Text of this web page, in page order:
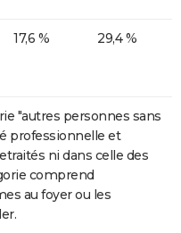
17,6 % 29,4 %
"autres personnes sans
professionnelle et
ni dans celle des
comprend
au foyer ou les